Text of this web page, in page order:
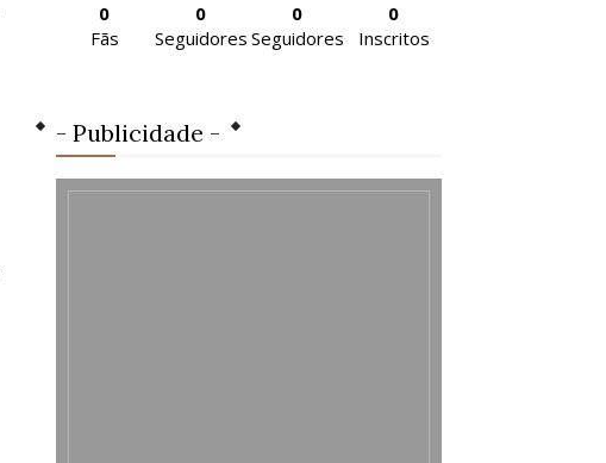
0
Fãs
0
Seguidores
0
Seguidores
0
Inscritos
- Publicidade -